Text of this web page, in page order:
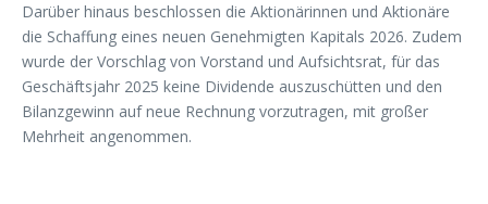
Darüber hinaus beschlossen die Aktionärinnen und Aktionäre
die Schaffung eines neuen Genehmigten Kapitals 2026. Zudem
wurde der Vorschlag von Vorstand und Aufsichtsrat, für das
Geschäftsjahr 2025 keine Dividende auszuschütten und den
Bilanzgewinn auf neue Rechnung vorzutragen, mit großer
Mehrheit angenommen.